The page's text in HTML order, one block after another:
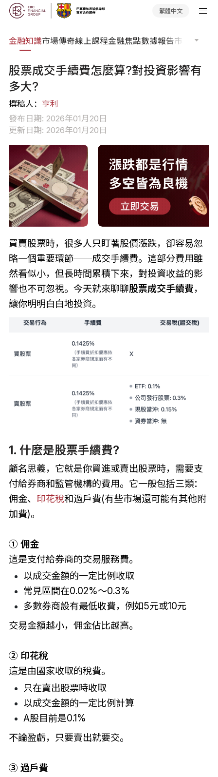
繁體中文
金融知識市場傳奇線上課程金融焦點數據報告市場分析
股票成交手續費怎麼算?對投資影響有
多大?
撰稿人： 亨利
發布日期: 2026年01月20日
更新日期: 2026年01月20日
買賣股票時，很多人只盯著股價漲跌，卻容易忽
略一個重要環節──成交手續費。這部分費用雖
然看似小，但長時間累積下來，對投資收益的影
響也不可忽視。今天就來聊聊股票成交手續費，
讓你明明白白地投資。
1. 什麼是股票手續費?
顧名思義，它就是你買進或賣出股票時，需要支
付給券商和監管機構的費用。它一般包括三類：
佣金、 印花稅和過戶費(有些市場還可能有其他附
加費)。
① 佣金
這是支付給券商的交易服務費。
以成交金額的一定比例收取
常見區間在0.02%～0.3%
多數券商設有最低收費，例如5元或10元
交易金額越小，佣金佔比越高。
② 印花稅
這是由國家收取的稅費。
只在賣出股票時收取
以成交金額的一定比例計算
A股目前是0.1%
不論盈虧，只要賣出就要交。
③ 過戶費